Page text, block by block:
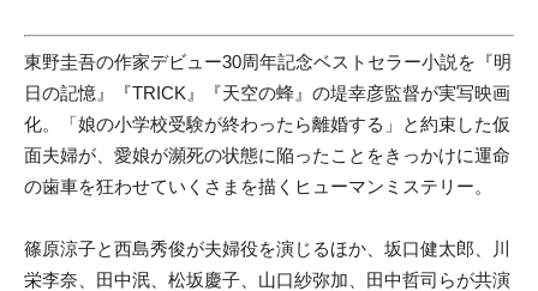
東野圭吾の作家デビュー30周年記念ベストセラー小説を『明
日の記憶』『TRICK』『天空の蜂』の堤幸彦監督が実写映画
化。「娘の小学校受験が終わったら離婚する」と約束した仮
面夫婦が、愛娘が瀕死の状態に陥ったことをきっかけに運命
の歯車を狂わせていくさまを描くヒューマンミステリー。
篠原涼子と西島秀俊が夫婦役を演じるほか、坂口健太郎、川
栄李奈、田中泯、松坂慶子、山口紗弥加、田中哲司らが共演